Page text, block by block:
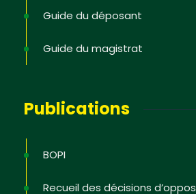
Guide du déposant
Guide du magistrat
Publications
BOPI
Recueil des décisions